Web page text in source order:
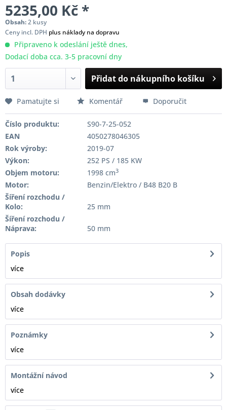
5235,00 Kč *
Obsah:2 kusy
Ceny incl. DPH plus náklady na dopravu
Připraveno k odeslání ještě dnes,
Dodací doba cca. 3-5 pracovní dny
Přidat do nákupního košíku
Pamatujte si Komentář Doporučit
Číslo produktu:
S90-7-25-052
EAN
4050278046305
Rok výroby:
2019-07
Výkon:
252 PS / 185 KW
Objem motoru:
1998 cm3
Motor:
Benzin/Elektro / B48 B20 B
Šíření rozchodu /
Kolo:
25 mm
Šíření rozchodu /
Náprava:
50 mm
Popis
více
Obsah dodávky
více
Poznámky
více
Montážní návod
více